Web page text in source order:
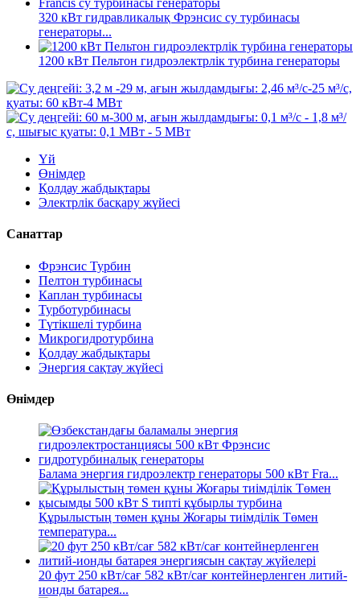
320 кВт гидравликалық Фрэнсис су турбинасы
генераторы...
1200 кВт Пельтон гидроэлектрлік турбина генераторы
Үй
Өнімдер
Қолдау жабдықтары
Электрлік басқару жүйесі
Санаттар
Фрэнсис Турбин
Пелтон турбинасы
Каплан турбинасы
Турботурбинасы
Түтікшелі турбина
Микрогидротурбина
Қолдау жабдықтары
Энергия сақтау жүйесі
Өнімдер
Балама энергия гидроэлектр генераторы 500 кВт Fra...
Құрылыстың төмен құны Жоғары тиімділік Төмен
температура...
20 фут 250 кВт/сағ 582 кВт/сағ контейнерленген литий-
ионды батарея...